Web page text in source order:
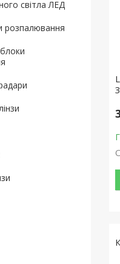
світла ЛЕД
розпалювання